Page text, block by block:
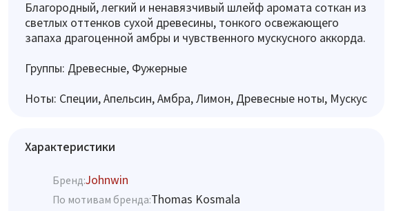
Благородный, легкий и ненавязчивый шлейф аромата соткан из
светлых оттенков сухой древесины, тонкого освежающего
запаха драгоценной амбры и чувственного мускусного аккорда.
Группы: Древесные, Фужерные
Ноты: Специи, Апельсин, Амбра, Лимон, Древесные ноты, Мускус
Характеристики
Бренд:Johnwin
По мотивам бренда:Thomas Kosmala